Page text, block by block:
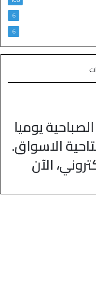
6
6
يوميا
الاسواق.
الآن